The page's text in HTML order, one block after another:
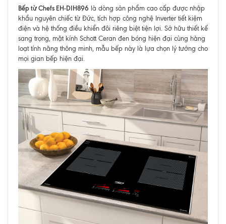
Bếp từ Chefs EH-DIH896 là dòng sản phẩm cao cấp được nhập
khẩu nguyên chiếc từ Đức, tích hợp công nghệ Inverter tiết kiệm
điện và hệ thống điều khiển đôi riêng biệt tiện lợi. Sở hữu thiết kế
sang trọng, mặt kính Schott Ceran đen bóng hiện đại cùng hàng
loạt tính năng thông minh, mẫu bếp này là lựa chọn lý tưởng cho
mọi gian bếp hiện đại.